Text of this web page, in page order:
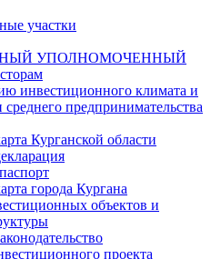
участки
УПОЛНОМОЧЕННЫЙ
инвестиционного климата и
предпринимательства
Курганской области
города Кургана
объектов и
проекта